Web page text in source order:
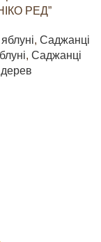
РЕД”
, Саджанці
, Саджанці